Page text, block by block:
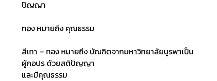
ปัญญา
ทอง หมายถึง คุณธรรม
สีเทา – ทอง หมายถึง บัณฑิตจากมหาวิทยาลัยบูรพาเป็น
ผู้กอปร ด้วยสติปัญญา
และมีคุณธรรม